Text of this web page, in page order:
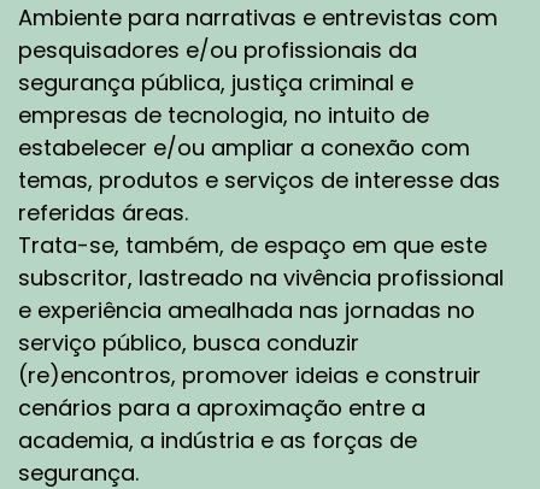
Ambiente para narrativas e entrevistas com
pesquisadores e/ou profissionais da
segurança pública, justiça criminal e
empresas de tecnologia, no intuito de
estabelecer e/ou ampliar a conexão com
temas, produtos e serviços de interesse das
referidas áreas.
Trata-se, também, de espaço em que este
subscritor, lastreado na vivência profissional
e experiência amealhada nas jornadas no
serviço público, busca conduzir
(re)encontros, promover ideias e construir
cenários para a aproximação entre a
academia, a indústria e as forças de
segurança.